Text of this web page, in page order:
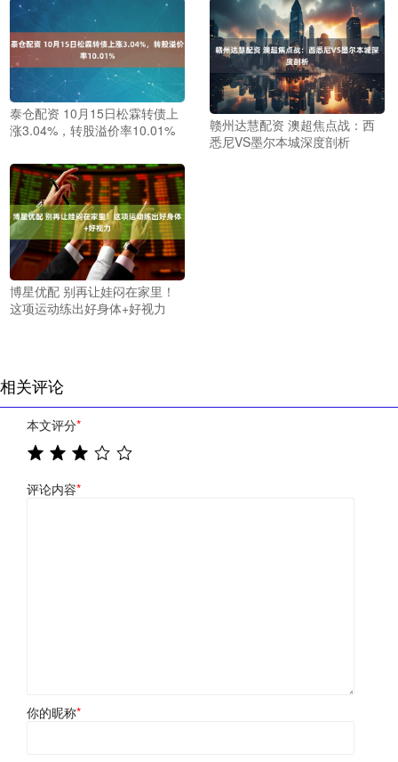
泰仓配资 10月15日松霖转债上
涨3.04%，转股溢价率10.01%
赣州达慧配资 澳超焦点战：西
悉尼VS墨尔本城深度剖析
博星优配 别再让娃闷在家里！
这项运动练出好身体+好视力
相关评论
本文评分*
评论内容*
你的昵称*